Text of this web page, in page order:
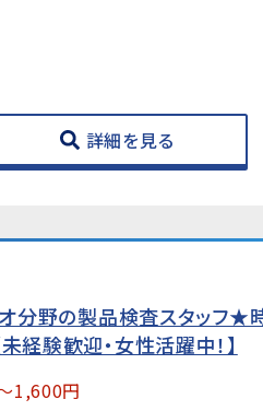
詳細を見る
オ分野の製品検査スタッ
験歓迎・女性活躍中！】
1,600円